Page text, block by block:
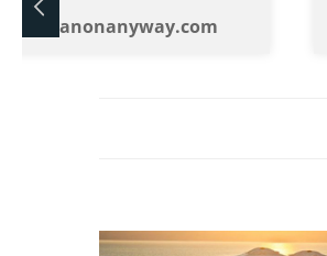
manonanyway.com